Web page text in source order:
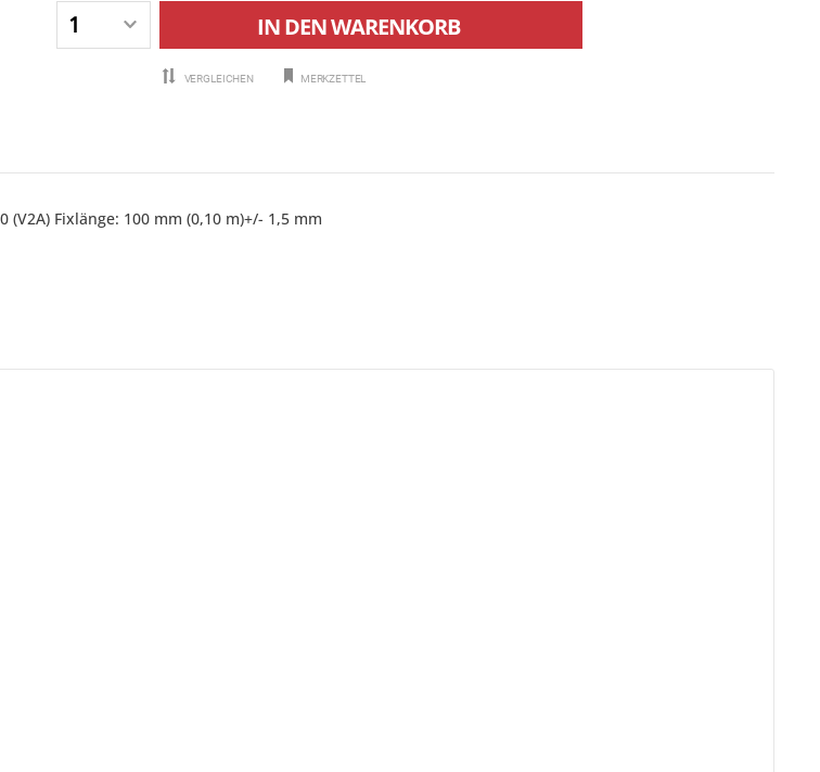
IN DENWARENKORB
VERGLEICHEN MERKZETTEL
Fixlänge: 100 mm (0,10 m)+/- 1,5 mm
Werkstoff...